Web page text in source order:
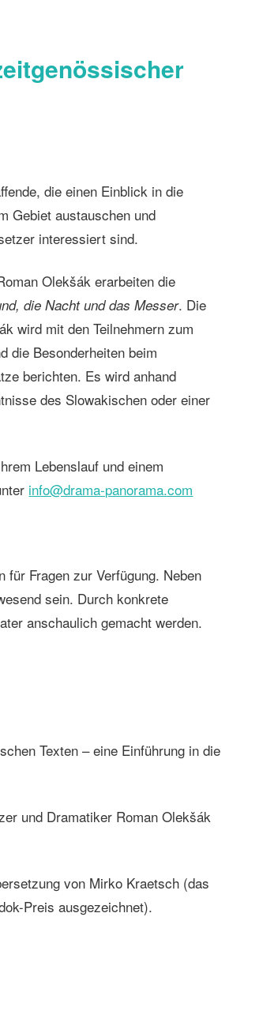
die einen Einblick in die
Gebiet austauschen und
interessiert sind.
Olekšák erarbeiten die
die Nacht und das Messer. Die
wird mit den Teilnehmern zum
die Besonderheiten beim
berichten. Es wird anhand
des Slowakischen oder einer
Lebenslauf und einem
info@drama-panorama.com
für Fragen zur Verfügung. Neben
sein. Durch konkrete
anschaulich gemacht werden.
Texten – eine Einführung in die
und Dramatiker Roman Olekšák
von Mirko Kraetsch (das
Preis ausgezeichnet).